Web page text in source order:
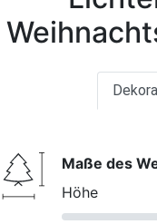
Maße des
Höhe